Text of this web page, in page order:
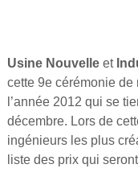
Usine Nouvelleet
cette 9e cérémonie
l’année 2012 qui se
décembre. Lors de
ingénieurs les plus
liste des prix qui